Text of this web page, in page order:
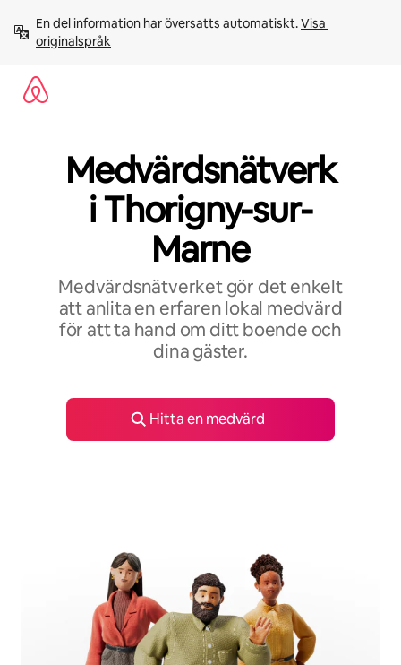
innehåll
En del information har översatts automatiskt. Visa
originalspråk
Medvärdsnätverk
i Thorigny-sur-
Marne
Medvärdsnätverket gör det enkelt
att anlita en erfaren lokal medvärd
för att ta hand om ditt boende och
dina gäster.
Hitta en medvärd